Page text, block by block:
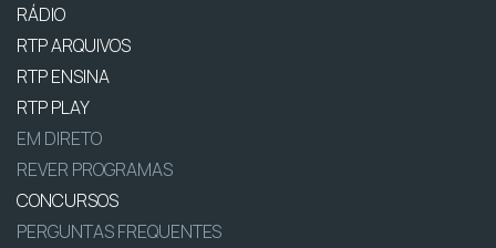
RÁDIO
RTP ARQUIVOS
RTP ENSINA
RTP PLAY
EM DIRETO
REVER PROGRAMAS
CONCURSOS
PERGUNTAS FREQUENTES